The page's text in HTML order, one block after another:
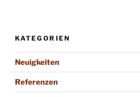
KATEGORIEN
Neuigkeiten
Referenzen